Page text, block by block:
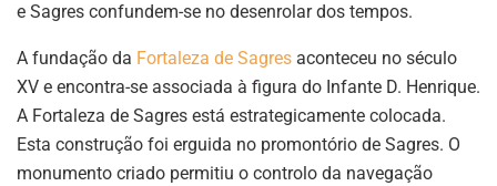
e Sagres confundem-se no desenrolar dos tempos.
A fundação da Fortaleza de Sagres aconteceu no século
XV e encontra-se associada à figura do Infante D. Henrique.
A Fortaleza de Sagres está estrategicamente colocada.
Esta construção foi erguida no promontório de Sagres. O
monumento criado permitiu o controlo da navegação